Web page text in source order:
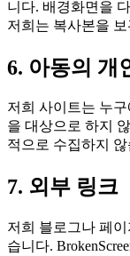
니다. 배경화면을
저희는 복사본을
6. 아동의 개
저희 사이트는 누
을 대상으로 하지
적으로 수집하지
7. 외부 링크
저희 블로그나 페
습니다.